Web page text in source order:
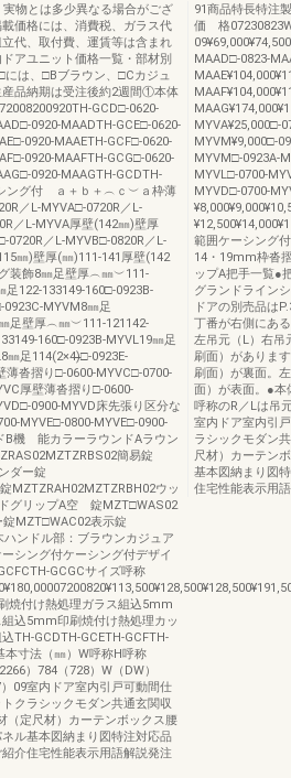
物とは多少異なる場合がござ
価格には、消費税、ガラス代
代、取付費、運賃等は含まれ
アユニット価格一覧・部材別
は、□Bブラウン、□Cカジュ
品納期は受注後約2週間①本体
GCD□-0620-
0920-MAADTH-GCE□-0620-
0920-MAAETH-GCF□-0620-
0920-MAAFTH-GCG□-0620-
0920-MAAGTH-GCDTH-
ング付 ａ＋ｂ＋︵ｃ︶ａ枠薄
／L-MYVA□-0720R／L-
／L-MYVA厚壁(142㎜)壁厚
0720R／L-MYVB□-0820R／L-
㎜)壁厚(㎜)111-141厚壁(142
装飾8㎜足壁厚︵㎜︶111-
足122-133149-160□-0923B-
MYVM8㎜足
足壁厚︵㎜︶111-121142-
160□-0923B-MYVL19㎜足
㎜足114(2×4)̶̶□-0923E-
沓摺り□-0600-MYVC□-0700-
厚壁薄沓摺り□-0600-
0900-MYVD床先張り区分な
MYVE□-0800-MYVE□-0900-
B機 能カラーラウンドAラウン
簡易錠
ダー錠
MZTZRAH02MZTZRBH02ウッ
グリップA空 錠MZT□WAS02
MZT□WAC02表示錠
ンドル部：ブラウンカジュア
シング付ケーシング付デザイ
GCGCサイズ呼称
焼付け熱処理ガラス組込5mm
込5mm印刷焼付け熱処理カッ
TH-GCDTH-GCETH-GCFTH-
本寸法（㎜）W呼称H呼称
）784（728）W（DW）
09室内ドア室内引戸可動間仕
クラシックモダン共通玄関収
（定尺材）カーテンボックス腰
ル基本図納まり図特注対応品
介住宅性能表示用語解説発注
91商品特長特注
価 格
MAAD□-0823-
MYVA¥25,000□-
MYVM¥9,000□-
MYVM□-0923A-
MYVL□-0700-
MYVD□-0700-
範囲ケーシング
14・19mm枠沓
ップA把手一覧●
グランドライン
ドアの別売品は
丁番が右側にあ
左吊元（L）右
刷面）がありま
刷面）が裏面。
面）が表面。●本
呼称のR／Lは吊
室内ドア室内引
ラシックモダン
尺材）カーテン
基本図納まり図
住宅性能表示用